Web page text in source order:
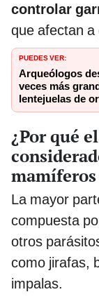
controlar
que afectan
PUEDES VER:
Arqueólogos
veces más
lentejuelas de
¿Por qué
La mayor
compuesta
otros
como jirafas,
impalas.